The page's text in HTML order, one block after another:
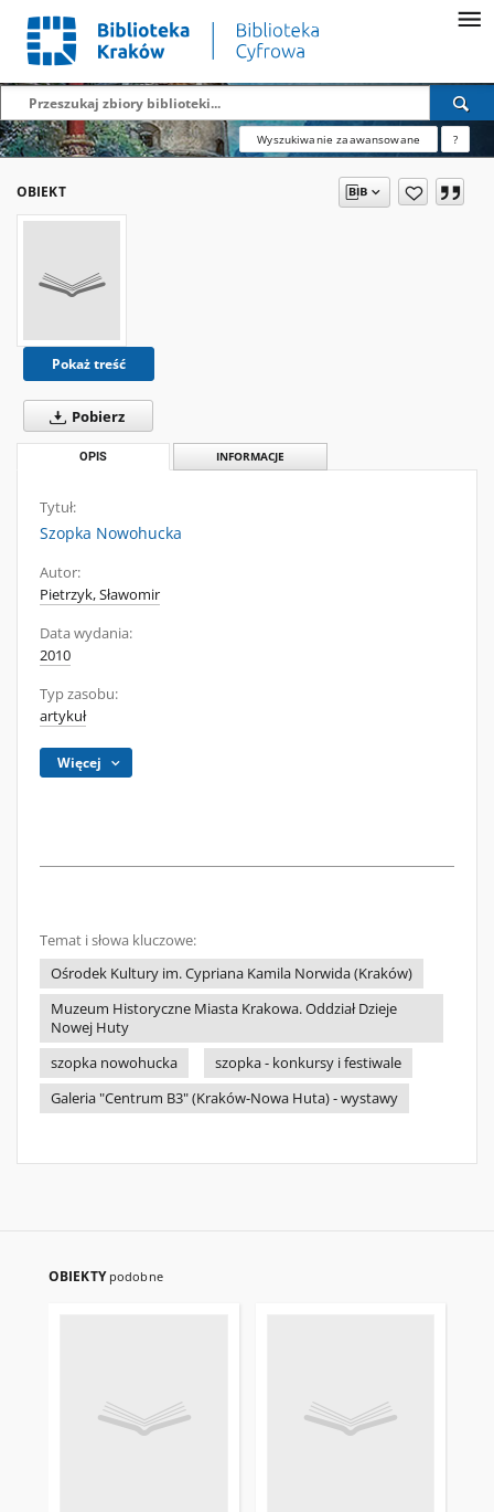
Wyszukiwanie zaawansowane ?
OBIEKT
Pokaż treść
Pobierz
OPIS INFORMACJE
Tytuł:
Szopka Nowohucka
Autor:
Pietrzyk, Sławomir
Data wydania:
2010
Typ zasobu:
artykuł
Więcej
Temat i słowa kluczowe:
Ośrodek Kultury im. Cypriana Kamila Norwida (Kraków)
Muzeum Historyczne Miasta Krakowa. Oddział Dzieje
Nowej Huty
szopka nowohucka
szopka - konkursy i festiwale
Galeria "Centrum B3" (Kraków-Nowa Huta) - wystawy
OBIEKTY podobne